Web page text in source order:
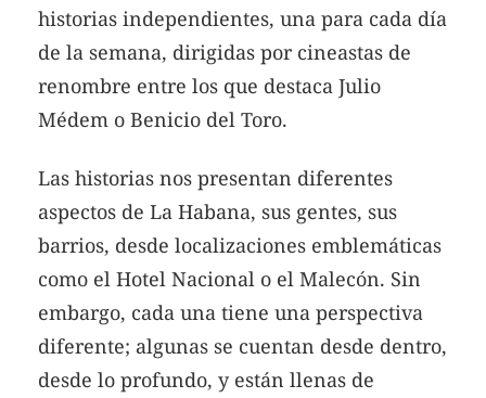
historias independientes, una para cada día
de la semana, dirigidas por cineastas de
renombre entre los que destaca Julio
Médem o Benicio del Toro.
Las historias nos presentan diferentes
aspectos de La Habana, sus gentes, sus
barrios, desde localizaciones emblemáticas
como el Hotel Nacional o el Malecón. Sin
embargo, cada una tiene una perspectiva
diferente; algunas se cuentan desde dentro,
desde lo profundo, y están llenas de